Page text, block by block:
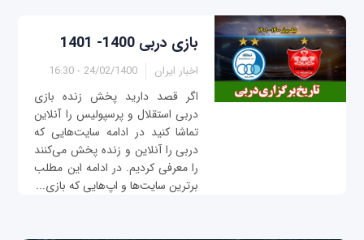
بازی دربی 1400- 1401
اخبار ایران 24/02/1400 - 16:30
اگر قصد دارید پخش زنده بازی‌
دربی استقلال و پرسپولیس را آنلاین
تماشا کنید در ادامه سایت‌هایی که
دربی را آنلاین و زنده پخش می‌کنند
را معرفی کردیم. در ادامه این مطلب
برترین سایت‌ها و اپ‌هایی که بازی‌...